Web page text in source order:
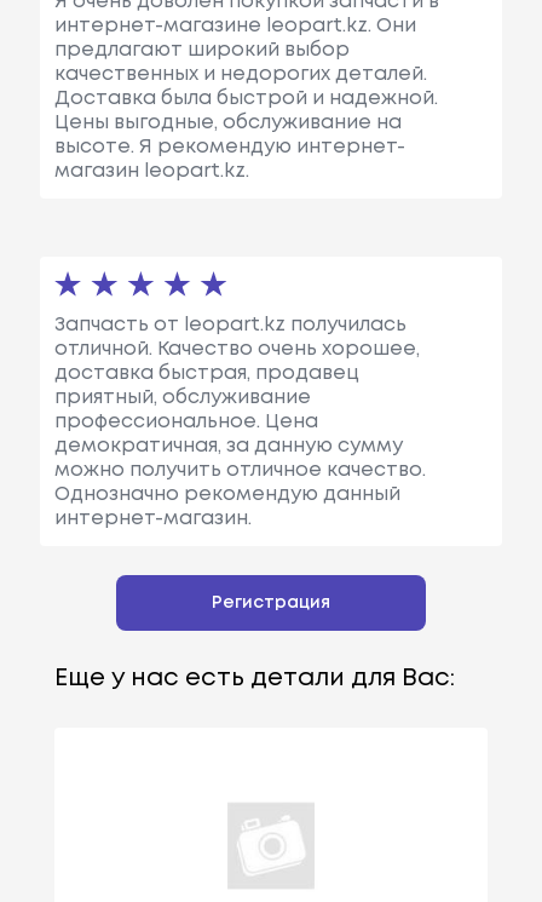
интернет-магазине leopart.kz. Они
предлагают широкий выбор
качественных и недорогих деталей.
Доставка была быстрой и надежной.
Цены выгодные, обслуживание на
высоте. Я рекомендую интернет-
магазин leopart.kz.
Запчасть от leopart.kz получилась
отличной. Качество очень хорошее,
доставка быстрая, продавец
приятный, обслуживание
профессиональное. Цена
демократичная, за данную сумму
можно получить отличное качество.
Однозначно рекомендую данный
интернет-магазин.
Регистрация
Еще у нас есть детали для Вас: